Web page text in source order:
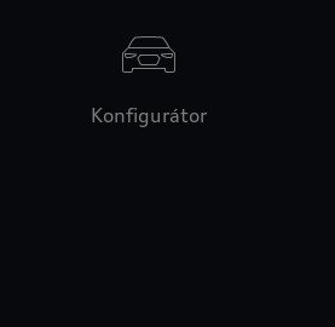
Konfigurátor